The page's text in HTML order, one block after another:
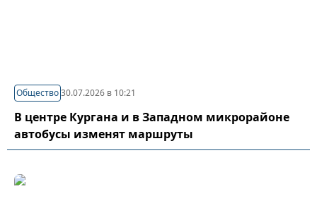
Общество30.07.2026 в 10:21
В центре Кургана и в Западном микрорайоне
автобусы изменят маршруты